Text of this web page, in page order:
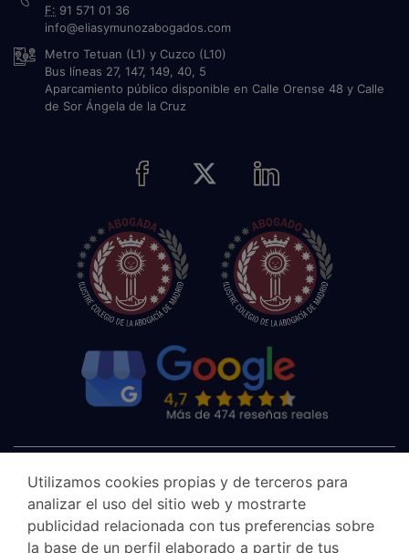
F: 91 571 01 36
info@eliasymunozabogados.com
Metro Tetuan (L1) y Cuzco (L10)
Bus líneas 27, 147, 149, 40, 5
Aparcamiento público disponible en Calle Orense 48 y Calle
de Sor Ángela de la Cruz
Utilizamos cookies propias y de terceros para
analizar el uso del sitio web y mostrarte
publicidad relacionada con tus preferencias sobre
la base de un perfil elaborado a partir de tus